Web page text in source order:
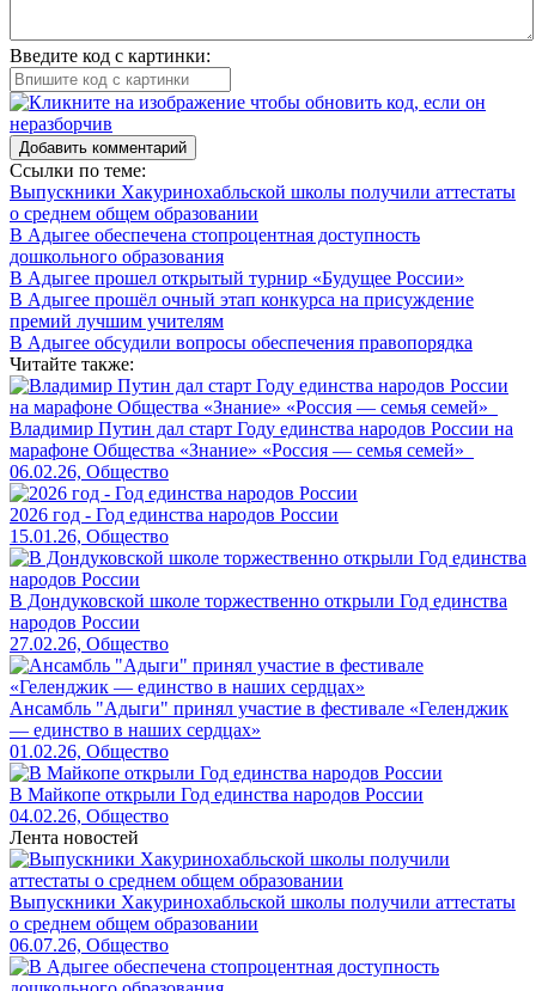
Введите код с картинки:
Добавить комментарий
Ссылки по теме:
Выпускники Хакуринохабльской школы получили аттестаты
о среднем общем образовании
В Адыгее обеспечена стопроцентная доступность
дошкольного образования
В Адыгее прошел открытый турнир «Будущее России»
В Адыгее прошёл очный этап конкурса на присуждение
премий лучшим учителям
В Адыгее обсудили вопросы обеспечения правопорядка
Читайте также:
Владимир Путин дал старт Году единства народов России на
марафоне Общества «Знание» «Россия — семья семей»
06.02.26, Общество
2026 год - Год единства народов России
15.01.26, Общество
В Дондуковской школе торжественно открыли Год единства
народов России
27.02.26, Общество
Ансамбль "Адыги" принял участие в фестивале «Геленджик
— единство в наших сердцах»
01.02.26, Общество
В Майкопе открыли Год единства народов России
04.02.26, Общество
Лента новостей
Выпускники Хакуринохабльской школы получили аттестаты
о среднем общем образовании
06.07.26, Общество